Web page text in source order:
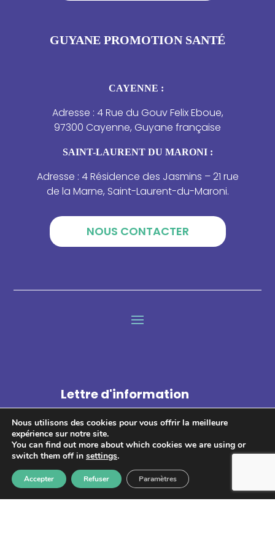
GUYANE PROMOTION SANTÉ
CAYENNE :
Adresse : 4 Rue du Gouv Felix Eboue,
97300 Cayenne, Guyane française
SAINT-LAURENT DU MARONI :
Adresse : 4 Résidence des Jasmins – 21 rue
de la Marne, Saint-Laurent-du-Maroni.
NOUS CONTACTER
Lettre d'information
S'abonner
Les informations recueillies à partir de ce formulaire sont
Nous utilisons des cookies pour vous offrir la meilleure
expérience sur notre site.
You can find out more about which cookies we are using or
switch them off in settings.
Accepter Refuser Paramètres